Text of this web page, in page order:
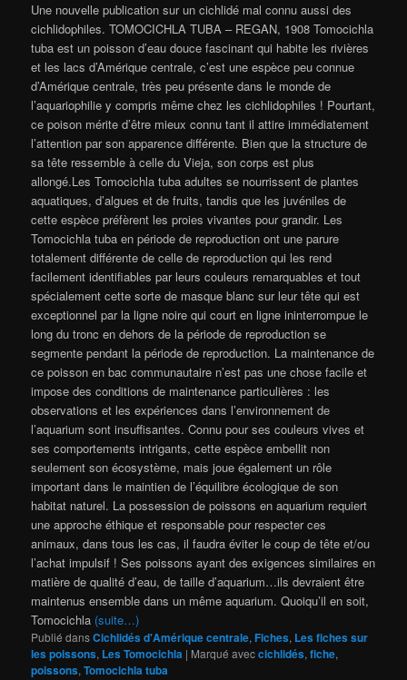
Une nouvelle publication sur un cichlidé mal connu aussi des
cichlidophiles. TOMOCICHLA TUBA – REGAN, 1908 Tomocichla
tuba est un poisson d’eau douce fascinant qui habite les rivières
et les lacs d’Amérique centrale, c’est une espèce peu connue
d’Amérique centrale, très peu présente dans le monde de
l’aquariophilie y compris même chez les cichlidophiles ! Pourtant,
ce poison mérite d’être mieux connu tant il attire immédiatement
l’attention par son apparence différente. Bien que la structure de
sa tête ressemble à celle du Vieja, son corps est plus
allongé.Les Tomocichla tuba adultes se nourrissent de plantes
aquatiques, d’algues et de fruits, tandis que les juvéniles de
cette espèce préfèrent les proies vivantes pour grandir. Les
Tomocichla tuba en période de reproduction ont une parure
totalement différente de celle de reproduction qui les rend
facilement identifiables par leurs couleurs remarquables et tout
spécialement cette sorte de masque blanc sur leur tête qui est
exceptionnel par la ligne noire qui court en ligne ininterrompue le
long du tronc en dehors de la période de reproduction se
segmente pendant la période de reproduction. La maintenance de
ce poisson en bac communautaire n’est pas une chose facile et
impose des conditions de maintenance particulières : les
observations et les expériences dans l’environnement de
l’aquarium sont insuffisantes. Connu pour ses couleurs vives et
ses comportements intrigants, cette espèce embellit non
seulement son écosystème, mais joue également un rôle
important dans le maintien de l’équilibre écologique de son
habitat naturel. La possession de poissons en aquarium requiert
une approche éthique et responsable pour respecter ces
animaux, dans tous les cas, il faudra éviter le coup de tête et/ou
l’achat impulsif ! Ses poissons ayant des exigences similaires en
matière de qualité d’eau, de taille d’aquarium…ils devraient être
maintenus ensemble dans un même aquarium. Quoiqu’il en soit,
Tomocichla (suite…)
Publié dansCichlidés d'Amérique centrale,Fiches, Les fiches sur
les poissons, Les Tomocichla | Marqué aveccichlidés,fiche,
poissons,Tomocichla tuba